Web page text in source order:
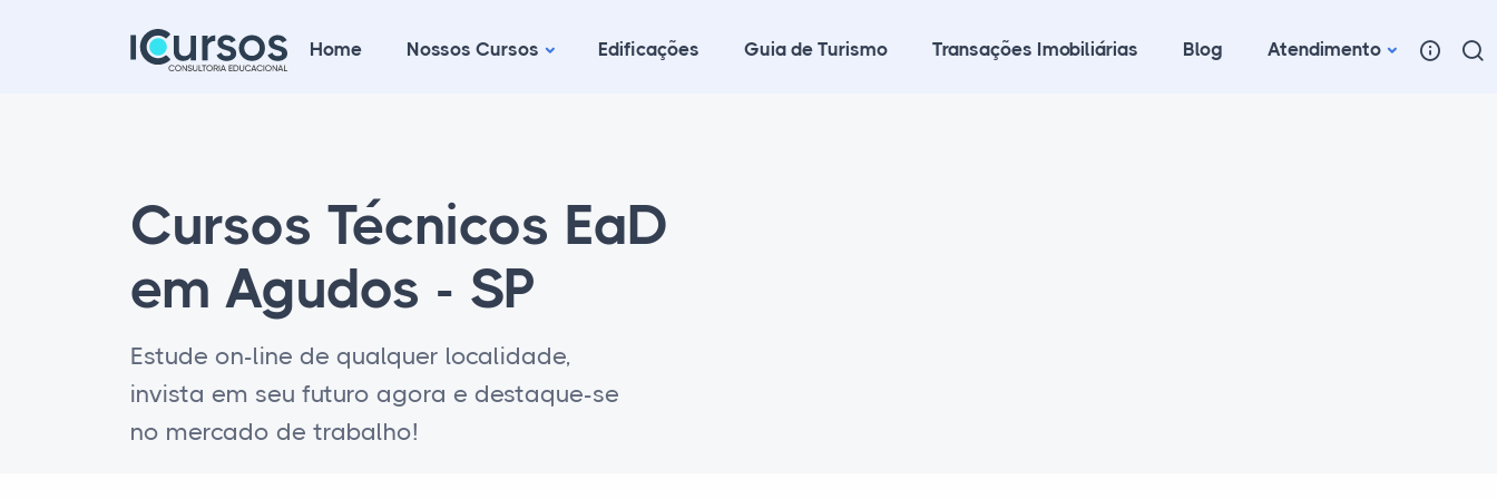
Home Nossos Cursos Edificações Guia de Turismo Transações Imobiliárias Blog Atendimento
Cursos Técnicos EaD
em Agudos - SP
Estude on-line de qualquer localidade,
invista em seu futuro agora e destaque-se
no mercado de trabalho!